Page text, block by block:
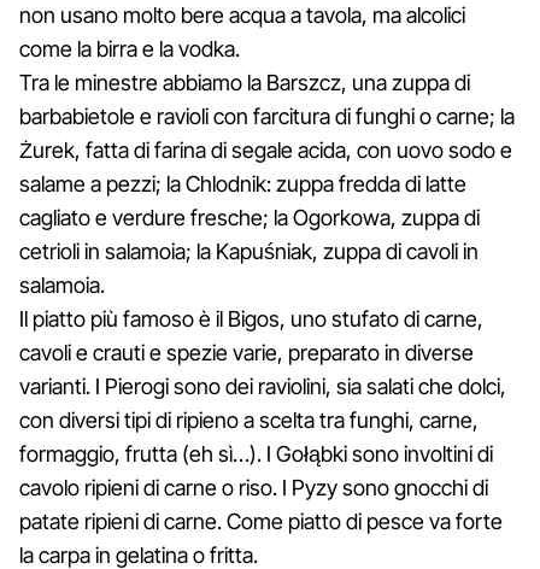
non usano molto bere acqua a tavola, ma alcolici
come la birra e la vodka.
Tra le minestre abbiamo la Barszcz, una zuppa di
barbabietole e ravioli con farcitura di funghi o carne; la
Żurek, fatta di farina di segale acida, con uovo sodo e
salame a pezzi; la Chlodnik: zuppa fredda di latte
cagliato e verdure fresche; la Ogorkowa, zuppa di
cetrioli in salamoia; la Kapuśniak, zuppa di cavoli in
salamoia.
Il piatto più famoso è il Bigos, uno stufato di carne,
cavoli e crauti e spezie varie, preparato in diverse
varianti. I Pierogi sono dei raviolini, sia salati che dolci,
con diversi tipi di ripieno a scelta tra funghi, carne,
formaggio, frutta (eh sì…). I Gołąbki sono involtini di
cavolo ripieni di carne o riso. I Pyzy sono gnocchi di
patate ripieni di carne. Come piatto di pesce va forte
la carpa in gelatina o fritta.